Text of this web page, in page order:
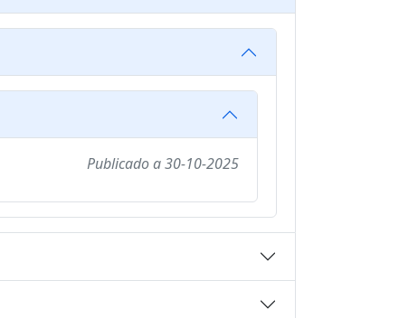
Publicado a30-10-2025